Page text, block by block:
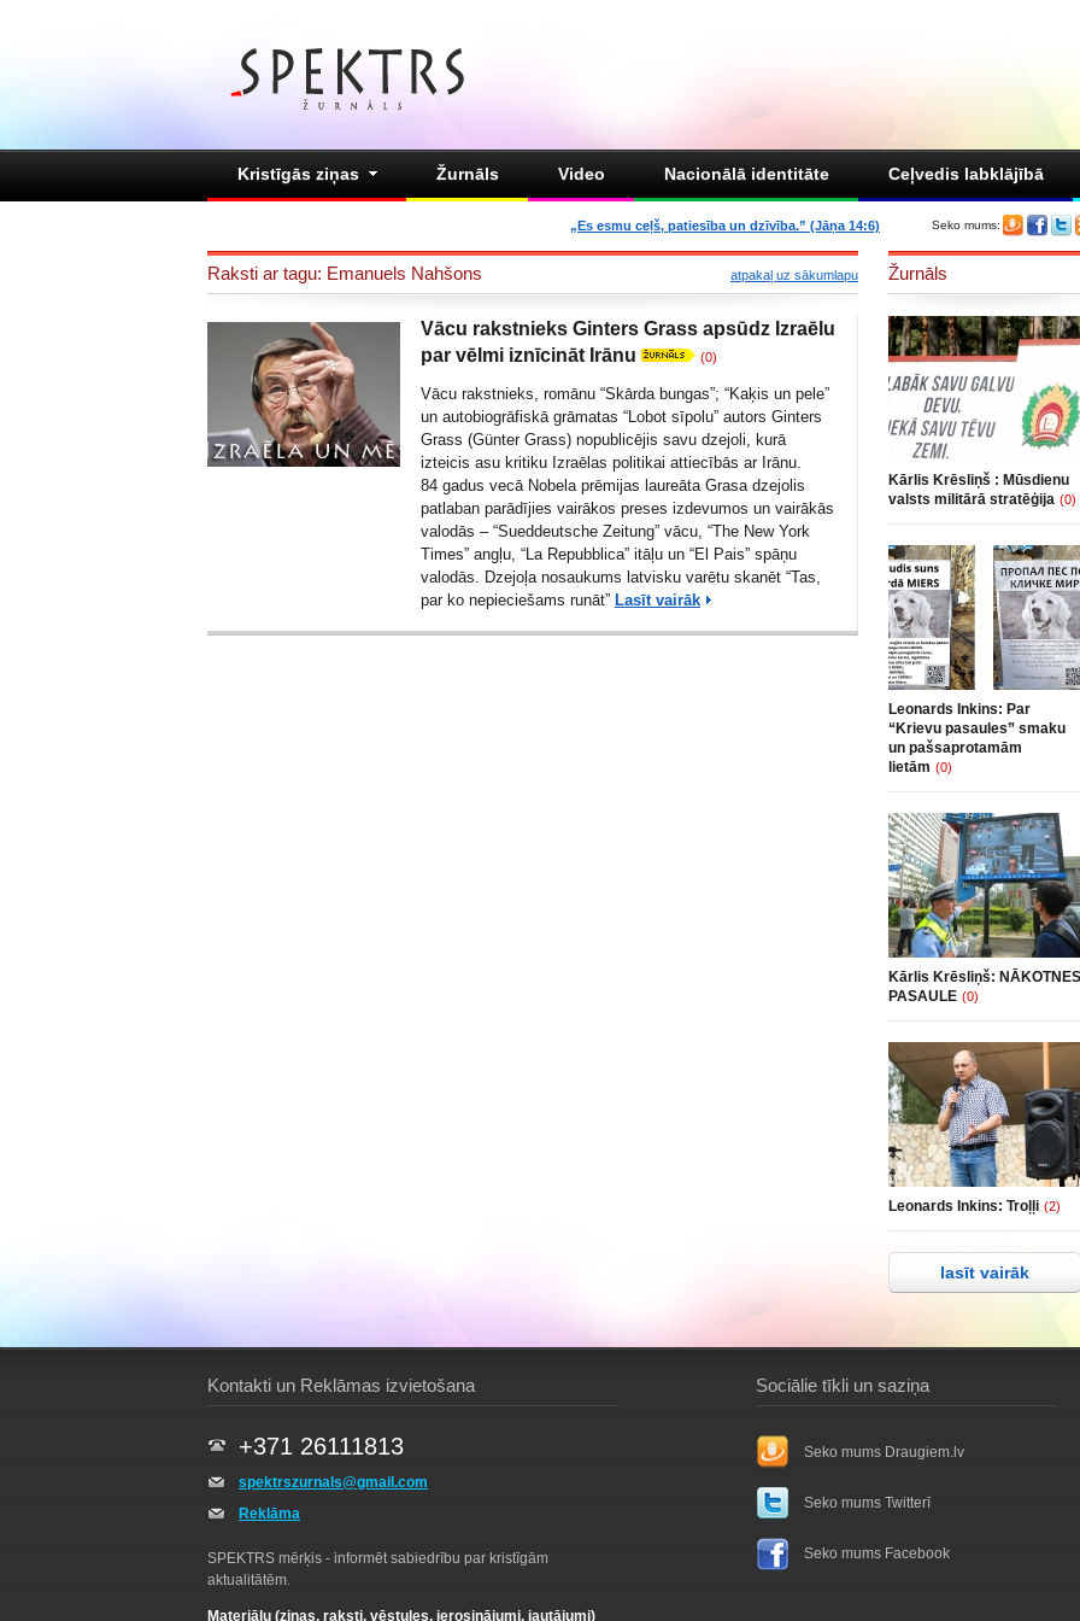
Kristīgās ziņas Žurnāls Video Nacionālā identitāte Ceļvedis labklājībā
Seko mums:
„Es esmu ceļš, patiesība un dzīvība.” (Jāņa 14:6)
Raksti ar tagu: Emanuels Nahšons atpakaļ uz sākumlapu
Vācu rakstnieks Ginters Grass apsūdz Izraēlu
par vēlmi iznīcināt Irānu
(0)
Vācu rakstnieks, romānu “Skārda bungas”; “Kaķis un pele”
un autobiogrāfiskā grāmatas “Lobot sīpolu” autors Ginters
Grass (Günter Grass) nopublicējis savu dzejoli, kurā
izteicis asu kritiku Izraēlas politikai attiecībās ar Irānu.
84 gadus vecā Nobela prēmijas laureāta Grasa dzejolis
patlaban parādījies vairākos preses izdevumos un vairākās
valodās – “Sueddeutsche Zeitung” vācu, “The New York
Times” angļu, “La Repubblica” itāļu un “El Pais” spāņu
valodās. Dzejoļa nosaukums latvisku varētu skanēt “Tas,
par ko nepieciešams runāt” Lasīt vairāk
Žurnāls
Kārlis Krēsliņš : Mūsdienu
valsts militārā stratēģija (0)
Leonards Inkins: Par
“Krievu pasaules” smaku
un pašsaprotamām
lietām (0)
Kārlis Krēsliņš: NĀKOTNES
PASAULE (0)
Leonards Inkins: Troļļi (2)
lasīt vairāk
Kontakti un Reklāmas izvietošana
+371 26111813
spektrszurnals@gmail.com
Reklāma
SPEKTRS mērķis - informēt sabiedrību par kristīgām
aktualitātēm.
Materiālu (ziņas, raksti, vēstules, ierosinājumi, jautājumi)
Sociālie tīkli un saziņa
Seko mums Draugiem.lv
Seko mums Twitterī
Seko mums Facebook